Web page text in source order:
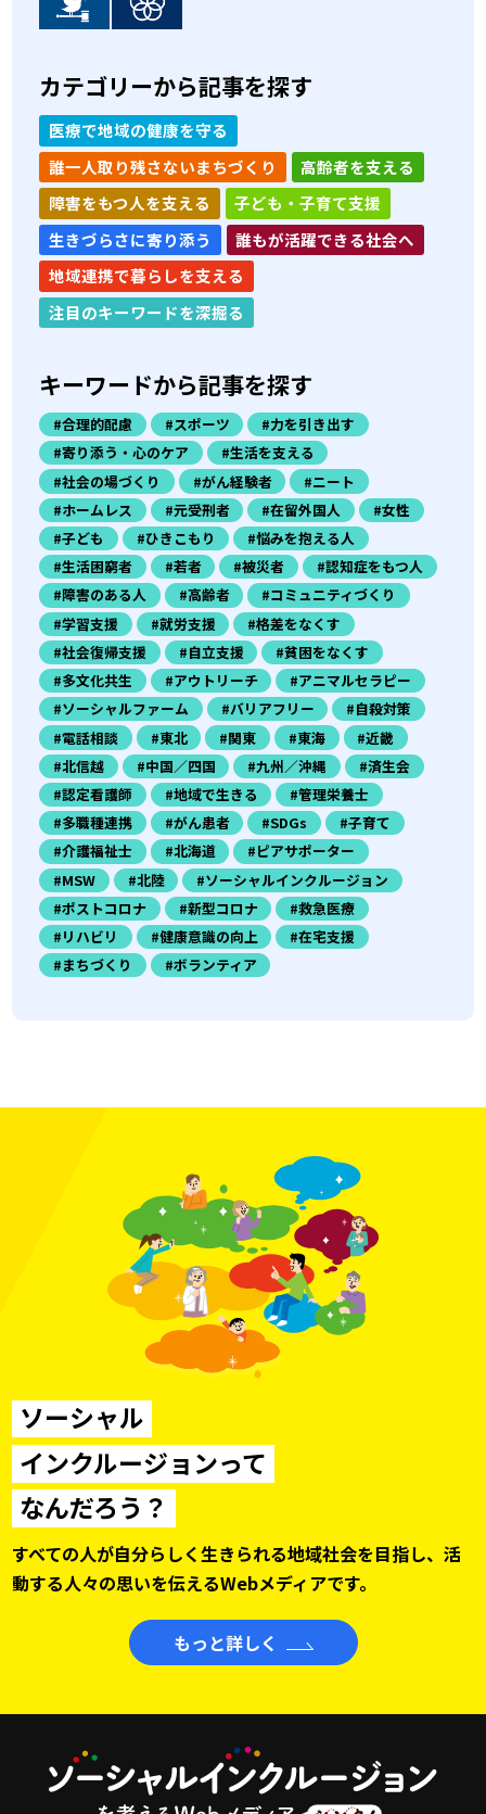
カテゴリーから記事を探す
医療で地域の健康を守る
誰一人取り残さないまちづくり
高齢者を支える
障害をもつ人を支える
子ども・子育て支援
生きづらさに寄り添う
誰もが活躍できる社会へ
地域連携で暮らしを支える
注目のキーワードを深掘る
キーワードから記事を探す
#合理的配慮 #スポーツ
#力を引き出す
#寄り添う・心のケア
#生活を支える
#社会の場づくり
#がん経験者
#ニート
#ホームレス
#元受刑者 #在留外国人
#女性
#子ども
#ひきこもり
#悩みを抱える人
#生活困窮者
#若者 #被災者
#認知症をもつ人
#障害のある人
#高齢者
#コミュニティづくり
#学習支援
#就労支援
#格差をなくす
#社会復帰支援
#自立支援
#貧困をなくす
#多文化共生
#アウトリーチ
#アニマルセラピー
#ソーシャルファーム
#バリアフリー
#自殺対策
#電話相談
#東北 #関東 #東海
#近畿
#北信越
#中国／四国 #九州／沖縄
#済生会
#認定看護師
#地域で生きる
#管理栄養士
#多職種連携
#がん患者 #SDGs
#子育て
#介護福祉士
#北海道
#ピアサポーター
#MSW
#北陸
#ソーシャルインクルージョン
#ポストコロナ
#新型コロナ
#救急医療
#リハビリ
#健康意識の向上
#在宅支援
#まちづくり
#ボランティア
ソーシャル
インクルージョンって
なんだろう？
すべての人が自分らしく生きられる地域社会を目指し、活
動する人々の思いを伝えるWebメディアです。
もっと詳しく